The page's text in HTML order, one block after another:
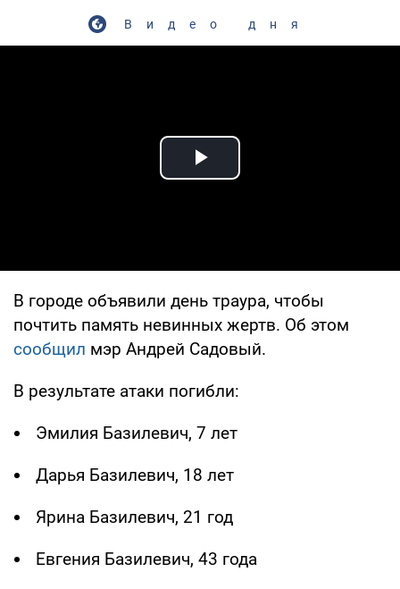
Видео дня
Play Video
В городе объявили день траура, чтобы
почтить память невинных жертв. Об этом
сообщил мэр Андрей Садовый.
В результате атаки погибли:
Эмилия Базилевич, 7 лет
Дарья Базилевич, 18 лет
Ярина Базилевич, 21 год
Евгения Базилевич, 43 года